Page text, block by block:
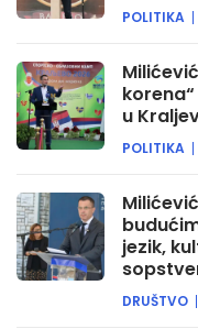
POLITIKA
u
POLITIKA
jezik,
DRUŠTVO